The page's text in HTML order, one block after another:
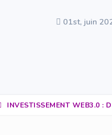
01st, juin
INVESTISSEMENT WEB3.0 :